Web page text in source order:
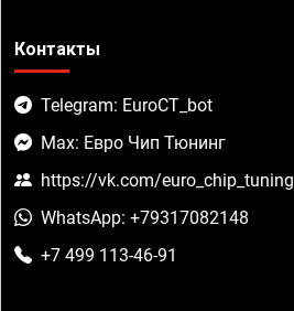
Контакты
Telegram: EuroCT_bot
Max: Евро Чип Тюнинг
https://vk.com/euro_chip_tuning
WhatsApp: +79317082148
+7 499 113-46-91